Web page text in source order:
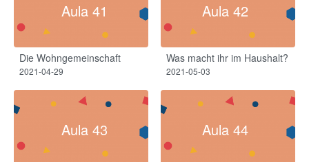
Aula 41
Die Wohngemeinschaft
2021-04-29
Aula 42
Was macht ihr im Haushalt?
2021-05-03
Aula 43 Aula 44